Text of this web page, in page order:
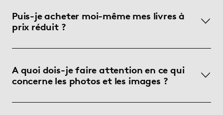
Puis-je acheter moi-même mes livres à
prix réduit ?
A quoi dois-je faire attention en ce qui
concerne les photos et les images ?